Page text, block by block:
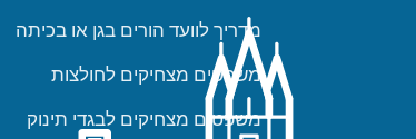
מדריך לוועד הורים בגן או בכיתה
משפטים מצחיקים לחולצות
משפטים מצחיקים לבגדי תינוק